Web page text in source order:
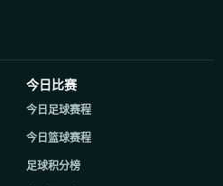
今日比赛
今日足球赛程
今日篮球赛程
足球积分榜